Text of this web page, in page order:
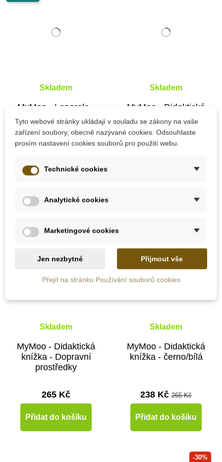
Skladem
MyMoo - Leporelo -
červené
Přidat do košíku
Skladem
MyMoo - Didaktická
knížka - Procházka
divočinou
Skladem
MyMoo - Didaktická
knížka - Dopravní
prostředky
265 Kč
Přidat do košíku
Skladem
MyMoo - Didaktická
knížka - černo/bílá
238 Kč 265 Kč
Přidat do košíku
-30%
Tyto webové stránky ukládají v souladu se zákony na vaše
zařízení soubory, obecně nazývané cookies. Odsouhlaste
prosím nastavení cookies souborů pro použití webu.
Technické cookies
Analytické cookies
Marketingové cookies
Jen nezbytné Přijmout vše
Přejít na stránku Používání souborů cookies